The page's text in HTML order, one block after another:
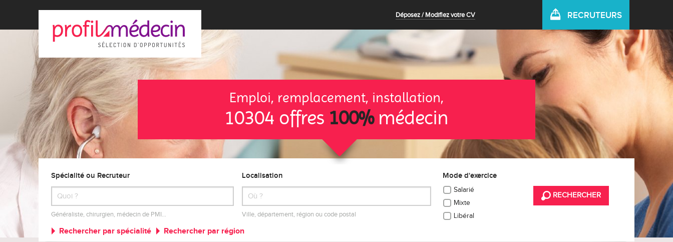
Déposez / Modifiez votre CV RECRUTEURS
Emploi, remplacement, installation,
10304 offres 100%médecin
Spécialité ou Recruteur
Généraliste, chirurgien, médecin de PMI…
Localisation
Ville, département, région ou code postal
Mode d'exercice
Salarié
Mixte
Libéral
RECHERCHER
Rechercher par spécialité Rechercher par région